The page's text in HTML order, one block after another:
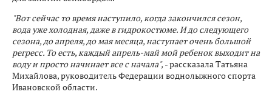
"Вот сейчас то время наступило, когда закончился сезон,
вода уже холодная, даже в гидрокостюме. И до следующего
сезона, до апреля, до мая месяца, наступает очень большой
регресс. То есть, каждый апрель-май мой ребенок выходит на
воду и просто начинает все с начала", - рассказала Татьяна
Михайлова, руководитель Федерации воднолыжного спорта
Ивановской области.